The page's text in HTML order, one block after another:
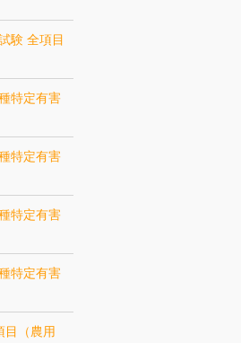
験 全項目
特定有害
特定有害
特定有害
特定有害
目（農用